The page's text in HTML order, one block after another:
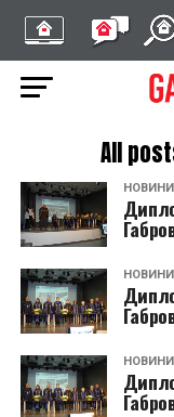
All
НОВИНИ
НОВИНИ
НОВИНИ